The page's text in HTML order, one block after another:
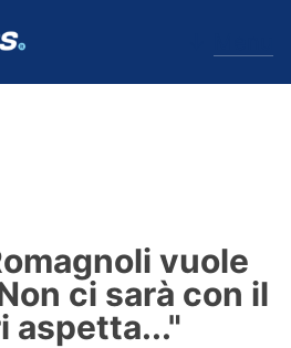
vuole
ci sarà con il
aspetta..."